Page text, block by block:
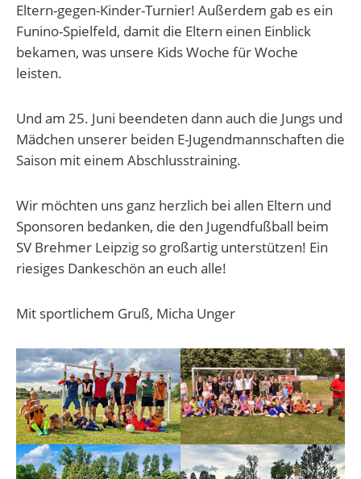
Eltern-gegen-Kinder-Turnier! Außerdem gab es ein
Funino-Spielfeld, damit die Eltern einen Einblick
bekamen, was unsere Kids Woche für Woche
leisten.
Und am 25. Juni beendeten dann auch die Jungs und
Mädchen unserer beiden E-Jugendmannschaften die
Saison mit einem Abschlusstraining.
Wir möchten uns ganz herzlich bei allen Eltern und
Sponsoren bedanken, die den Jugendfußball beim
SV Brehmer Leipzig so großartig unterstützen! Ein
riesiges Dankeschön an euch alle!
Mit sportlichem Gruß, Micha Unger